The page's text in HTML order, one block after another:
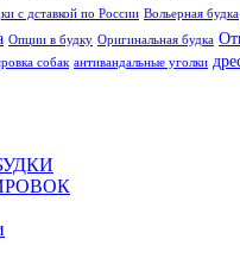
с дставкой по России Вольерная будка
Опции в будку Оригинальная будка
собак антивандальные уголки